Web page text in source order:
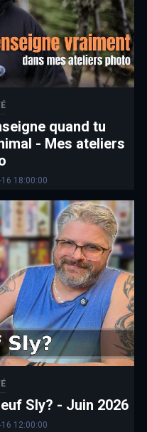
quand tu
- Mes ateliers
18:00:00
Sly? - Juin 2026
12:00:00